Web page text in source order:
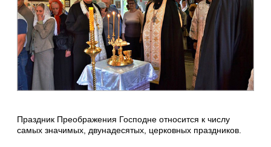
Праздник Преображения Господне относится к числу
самых значимых, двунадесятых, церковных праздников.